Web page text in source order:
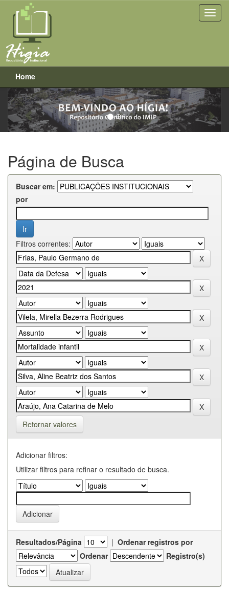
Skip
navigation
Home
Previous Next
Página de Busca
Buscar em:
por
Filtros correntes:
Retornar valores
Adicionar filtros:
Utilizar filtros para refinar o resultado de busca.
Resultados/Página | Ordenar registros por
Ordenar
Registro(s)